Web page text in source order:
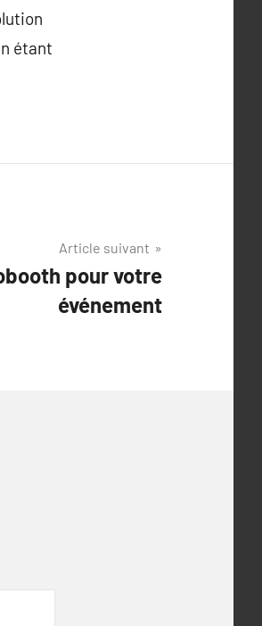
étant
Article suivant
pour votre
événement